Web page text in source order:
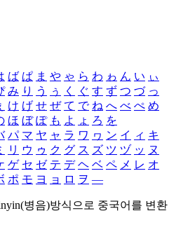
ば ぱ ま や ゃ ら わ ゎ ん い ぃ
み り う ぅ く ぐ す ず つ づ っ
け げ せ ぜ て で ね へ べ ぺ め
ほ ぼ ぽ も よ ょ ろ を
パ マ ヤ ャ ラ ワ ヮ ン イ ィ キ
リ ウ ゥ ク グ ス ズ ツ ヅ ッ ヌ
ゲ セ ゼ テ デ ヘ ベ ペ メ レ オ
ポ モ ヨ ョ ロ ヲ ―
병음)방식으로 중국어를 변환